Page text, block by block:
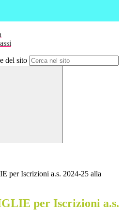
del sito
per Iscrizioni a.s. 2024-25 alla
per Iscrizioni a.s.